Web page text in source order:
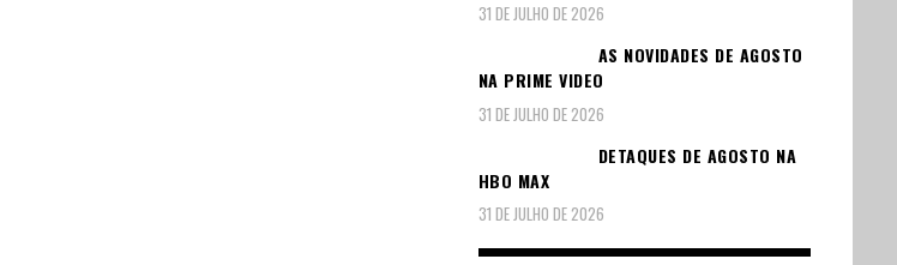
31 DE JULHO DE 2026
AS NOVIDADES DE AGOSTO
NA PRIME VIDEO
31 DE JULHO DE 2026
DETAQUES DE AGOSTO NA
HBO MAX
31 DE JULHO DE 2026